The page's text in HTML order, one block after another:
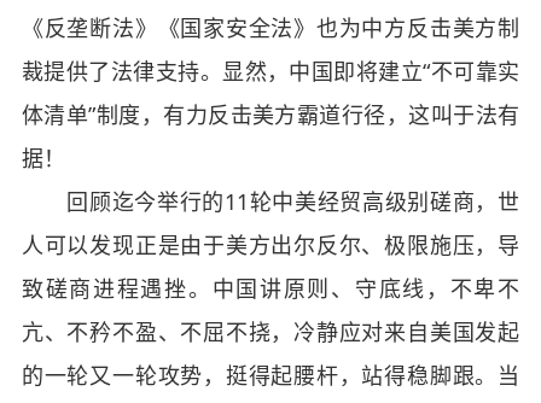
《反垄断法》《国家安全法》也为中方反击美方制
裁提供了法律支持。显然，中国即将建立“不可靠实
体清单”制度，有力反击美方霸道行径，这叫于法有
据！
回顾迄今举行的11轮中美经贸高级别磋商，世
人可以发现正是由于美方出尔反尔、极限施压，导
致磋商进程遇挫。中国讲原则、守底线，不卑不
亢、不矜不盈、不屈不挠，冷静应对来自美国发起
的一轮又一轮攻势，挺得起腰杆，站得稳脚跟。当